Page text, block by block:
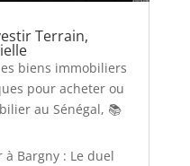
Terrain,
biens immobiliers
pour acheter ou
au Sénégal, 📚
Bargny : Le duel